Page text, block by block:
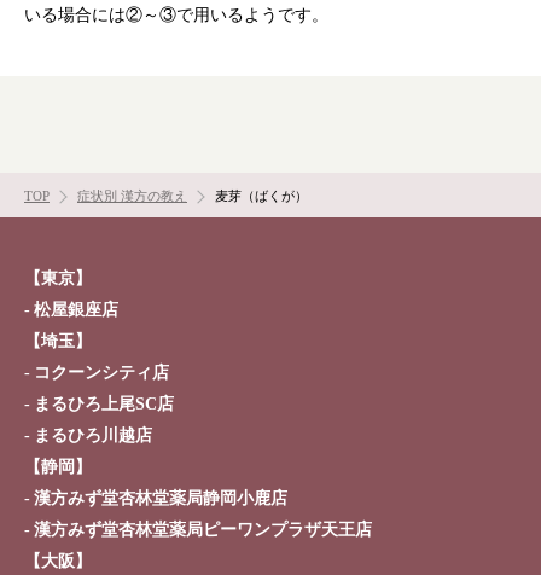
採用情報 オンラインショップ
いる場合には②～③で用いるようです。
TOP 症状別 漢方の教え 麦芽（ばくが）
【東京】
松屋銀座店
【埼玉】
コクーンシティ店
まるひろ上尾SC店
まるひろ川越店
【静岡】
漢方みず堂杏林堂薬局静岡小鹿店
漢方みず堂杏林堂薬局ピーワンプラザ天王店
【大阪】